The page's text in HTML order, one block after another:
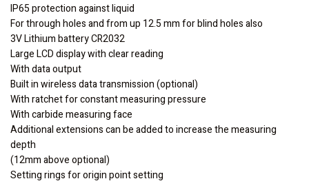
IP65 protection against liquid
For through holes and from up 12.5 mm for blind holes also
3V Lithium battery CR2032
Large LCD display with clear reading
With data output
Built in wireless data transmission (optional)
With ratchet for constant measuring pressure
With carbide measuring face
Additional extensions can be added to increase the measuring
depth
(12mm above optional)
Setting rings for origin point setting